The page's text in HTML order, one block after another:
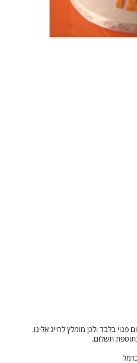
בלבד ולכן מומלץ לחייג אלינו.
תשלום.